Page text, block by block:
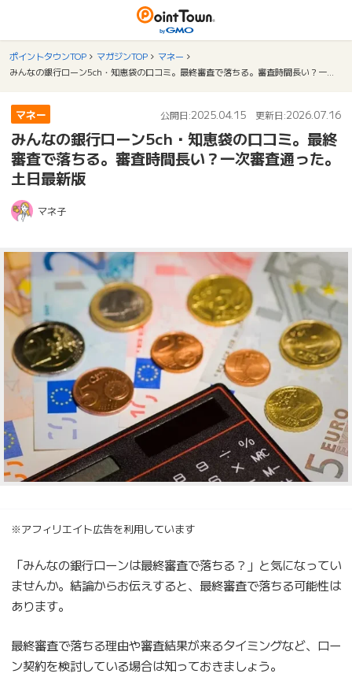
ポイントタウンTOP マガジンTOP
マネー
マネー 公開日:2025.04.15 更新日:2026.07.16
みんなの銀行ローン5ch・知恵袋の口コミ。最終
審査で落ちる。審査時間長い？一次審査通った。
土日最新版
マネ子
※アフィリエイト広告を利用しています
「みんなの銀行ローンは最終審査で落ちる？」と気になってい
ませんか。結論からお伝えすると、最終審査で落ちる可能性は
あります。
最終審査で落ちる理由や審査結果が来るタイミングなど、ロー
ン契約を検討している場合は知っておきましょう。